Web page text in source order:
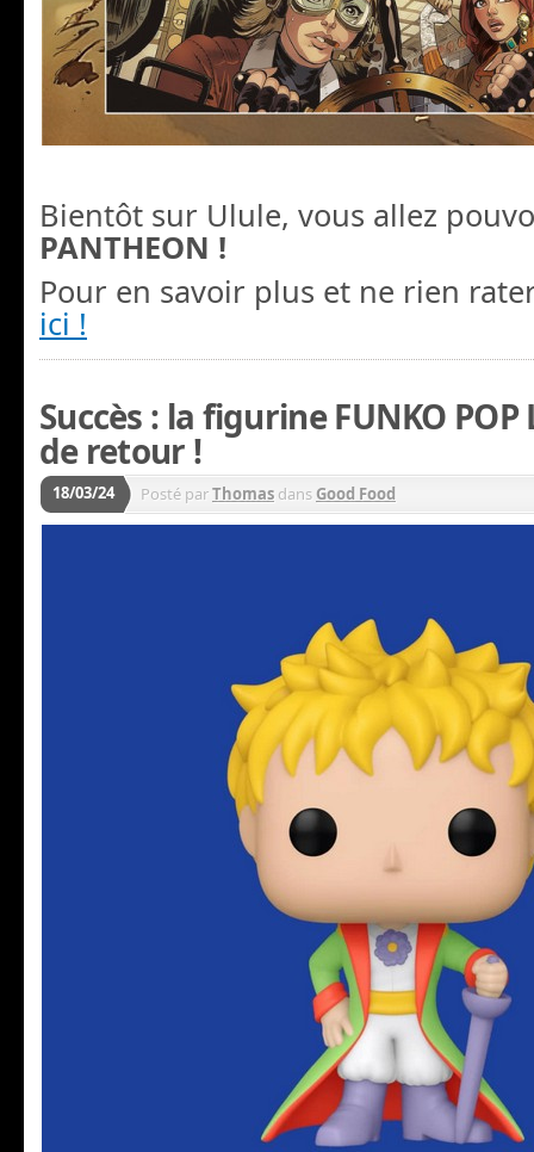
Bientôt sur Ulule, vous allez
PANTHEON !
Pour en savoir plus et ne rien
ici !
Succès : la figurine FUNKO
de retour !
18/03/24 Posté parThomas dans Good Food